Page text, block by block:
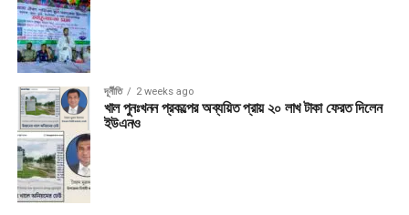
দূর্নীতি 2 weeks ago
খাল পুনঃখনন প্রকল্পের অব্যয়িত প্রায় ২০ লাখ টাকা ফেরত দিলেন
ইউএনও